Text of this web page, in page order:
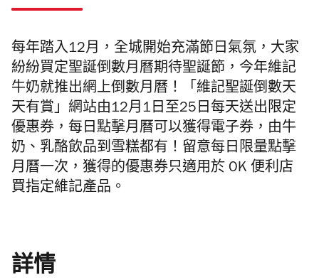
每年踏入12月，全城開始充滿節日氣氛，大家
紛紛買定聖誕倒數月曆期待聖誕節，今年維記
牛奶就推出網上倒數月曆！
「維記聖誕倒數天
天有賞」網站由12月1日至25日每天送出限定
優惠券，每日點擊月曆可以獲得電子券，由牛
奶、乳酪飲品到雪糕都有！留意每日限量點擊
月曆一次，獲得的優惠券只適用於 OK 便利店
買指定維記產品。
詳情